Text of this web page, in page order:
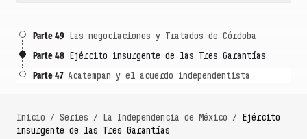
Parte 49 Las negociaciones y Tratados de Córdoba
Parte 48 Ejército insurgente de las Tres Garantías
Parte 47Acatempan y el acuerdo independentista
Inicio / Series / La Independencia de México / Ejército
insurgente de las Tres Garantías